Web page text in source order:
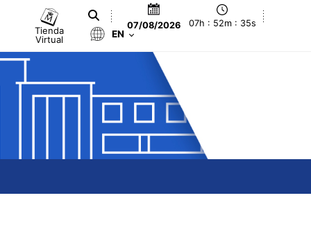
Tienda
Virtual
07/08/2026 07h : 52m : 36s
EN